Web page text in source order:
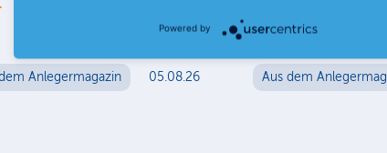
Anlegermagazin 05.08.26
deutschen Mutter
Aus dem
Powered by